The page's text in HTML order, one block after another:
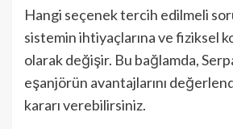
Hangi seçenek tercih edilmeli
sistemin ihtiyaçlarına ve fiziksel
olarak değişir. Bu bağlamda,
eşanjörün avantajlarını
kararı verebilirsiniz.